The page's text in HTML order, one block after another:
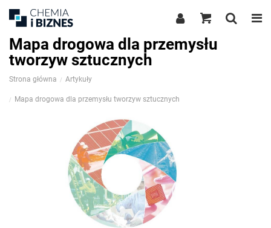
Mapa drogowa dla przemysłu
tworzyw sztucznych
Strona główna Artykuły
Mapa drogowa dla przemysłu tworzyw sztucznych